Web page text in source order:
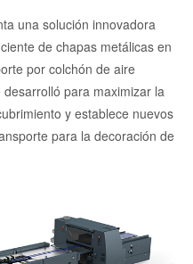
una solución innovadora
de chapas metálicas en
por colchón de aire
para maximizar la
y establece nuevos
para la decoración de